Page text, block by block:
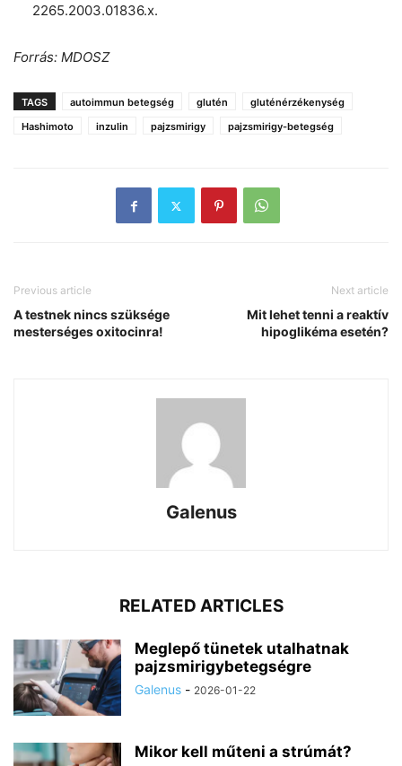
2265.2003.01836.x.
Forrás: MDOSZ
TAGS autoimmun betegség glutén
gluténérzékenység
Hashimoto
inzulin pajzsmirigy pajzsmirigy-betegség
Previous article
A testnek nincs szüksége
mesterséges oxitocinra!
Next article
Mit lehet tenni a reaktív
hipoglikéma esetén?
Galenus
RELATED ARTICLES
Meglepő tünetek utalhatnak
pajzsmirigybetegségre
Galenus - 2026-01-22
Mikor kell műteni a strúmát?